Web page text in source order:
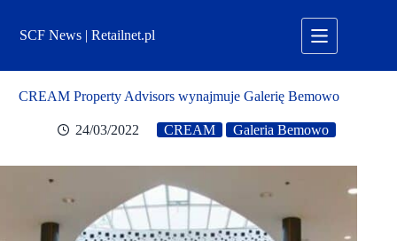
treściSCF News | Retailnet.pl
CREAM Property Advisors wynajmuje Galerię Bemowo
24/03/2022 CREAM Galeria Bemowo